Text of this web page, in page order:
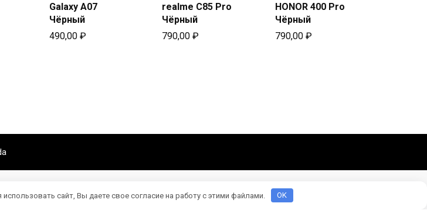
Galaxy A07
Чёрный
490,00 ₽
realme C85 Pro
Чёрный
790,00 ₽
HONOR 400 Pro
Чёрный
790,00 ₽
сайт, Вы даете свое согласие на работу с этими файлами. OK